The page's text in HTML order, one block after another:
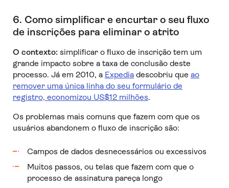
6. Como simplificar e encurtar o seu fluxo
de inscrições para eliminar o atrito
O contexto: simplificar o fluxo de inscrição tem um
grande impacto sobre a taxa de conclusão deste
processo. Já em 2010, a Expediadescobriu que ao
remover uma única linha do seu formulário de
registro, economizou US$12 milhões.
Os problemas mais comuns que fazem com que os
usuários abandonem o fluxo de inscrição são:
Campos de dados desnecessários ou excessivos
Muitos passos, ou telas que fazem com que o
processo de assinatura pareça longo